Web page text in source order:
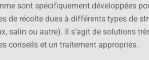
sont spécifiquement développées
de récolte dues à différents types de
salin ou autre). Il s’agit de solutions
conseils et un traitement appropriés.